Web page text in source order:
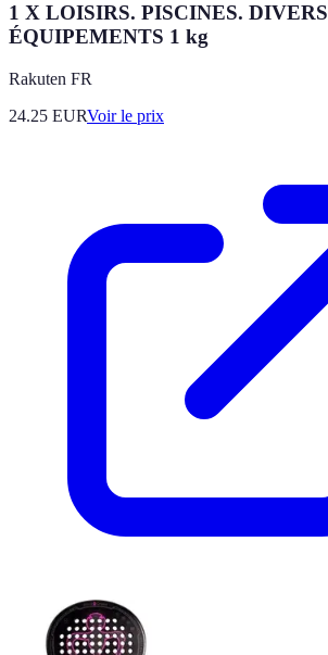
1 X LOISIRS. PISCINES. DIVERS
ÉQUIPEMENTS 1 kg
Rakuten FR
24.25 EURVoir le prix